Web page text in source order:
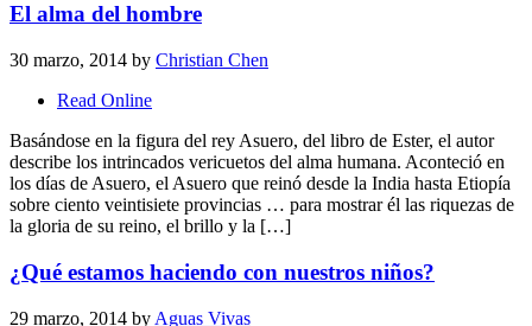
El alma del hombre
30 marzo, 2014 by Christian Chen
Read Online
Basándose en la figura del rey Asuero, del libro de Ester, el autor
describe los intrincados vericuetos del alma humana. Aconteció en
los días de Asuero, el Asuero que reinó desde la India hasta Etiopía
sobre ciento veintisiete provincias … para mostrar él las riquezas de
la gloria de su reino, el brillo y la […]
¿Qué estamos haciendo con nuestros niños?
29 marzo, 2014 by Aguas Vivas